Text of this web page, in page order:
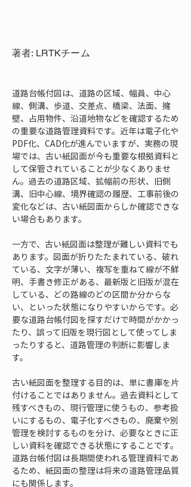
著者: LRTKチーム
道路台帳付図は、道路の区域、幅員、中心
線、側溝、歩道、交差点、橋梁、法面、擁
壁、占用物件、沿道地物などを確認するため
の重要な道路管理資料です。近年は電子化や
PDF化、CAD化が進んでいますが、実務の現
場では、古い紙図面が今も重要な根拠資料と
して保管されていることが少なくありませ
ん。過去の道路区域、拡幅前の形状、旧側
溝、旧中心線、境界確認の履歴、工事前後の
変化などは、古い紙図面からしか確認できな
い場合もあります。
一方で、古い紙図面は整理が難しい資料でも
あります。図面が折りたたまれている、破れ
ている、文字が薄い、複写を重ねて線が不鮮
明、手書き修正がある、最新版と旧版が混在
している、どの路線のどの区間か分からな
い、といった状態になりやすいからです。必
要な道路台帳付図を探すだけで時間がかかっ
たり、誤って旧版を現行図として使ってしま
ったりすると、道路管理の判断に影響しま
す。
古い紙図面を整理する目的は、単に書庫を片
付けることではありません。過去資料として
残すべきもの、現行管理に使うもの、参考扱
いにするもの、電子化すべきもの、廃棄や別
管理を検討するものを分け、必要なときに正
しい資料を確認できる状態にすることです。
道路台帳付図は長期間使われる管理資料であ
るため、紙図面の整理は将来の道路管理品質
にも関係します。